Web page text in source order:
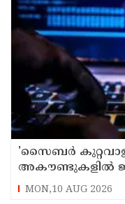
'സൈബര്‍
അകൗണ്ടുകളില്‍
നിര്‍ദേശവുമായി
MON,10 AUG 2026